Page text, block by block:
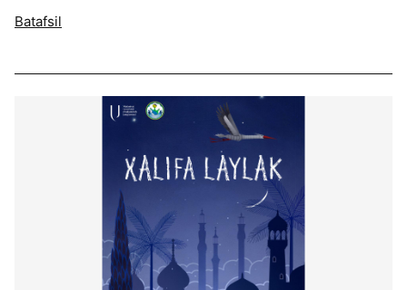
Batafsil